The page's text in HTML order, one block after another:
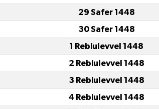
29 Safer 1448
30 Safer 1448
1 Rebiulevvel 1448
2 Rebiulevvel 1448
3 Rebiulevvel 1448
4 Rebiulevvel 1448